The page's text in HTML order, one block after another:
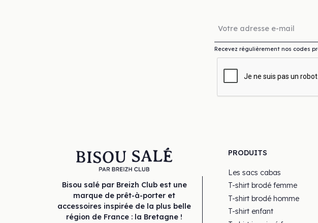
Recevez régulièrement nos codes
Bisou salé par Breizh Club est une
marque de prêt-à-porter et
accessoires inspirée de la plus belle
région de France : la Bretagne !
PRODUITS
Les sacs cabas
T-shirt brodé femme
T-shirt brodé homme
T-shirt enfant